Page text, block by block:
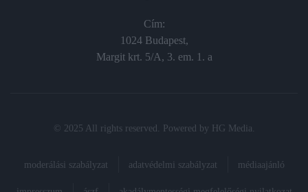
Cím:
1024 Budapest,
Margit krt. 5/A, 3. em. 1. a
© 2025 All rights reserved. Powered by HG Media
moderálási szabályzat adatvédelmi szabályzat médiaajánló